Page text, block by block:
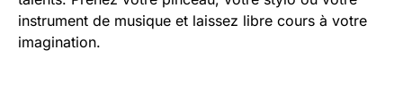
instrument de musique et laissez libre cours à votre
imagination.